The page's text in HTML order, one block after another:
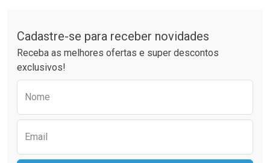
Cadastre-se para receber novidades
Receba as melhores ofertas e super descontos
exclusivos!
Nome
Email